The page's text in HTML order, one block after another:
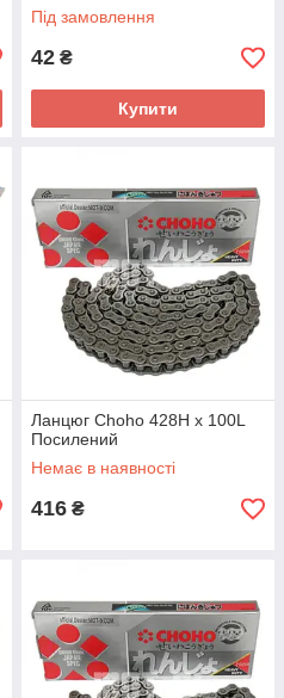
Під замовлення
42 ₴
Купити
Ланцюг Choho 428H x 100L
Посилений
Немає в наявності
416 ₴